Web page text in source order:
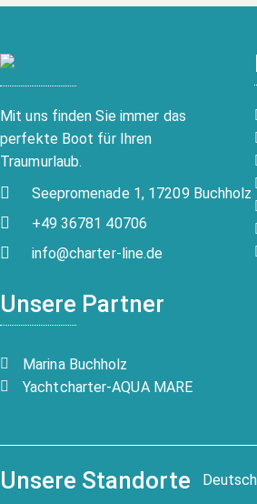
Mit uns finden Sie immer das
perfekte Boot für Ihren
Traumurlaub.
Seepromenade 1, 17209 Buchholz
+49 36781 40706
info@charter-line.de
Unsere Partner
Marina Buchholz
Yachtcharter-AQUA MARE
Unsere Standorte